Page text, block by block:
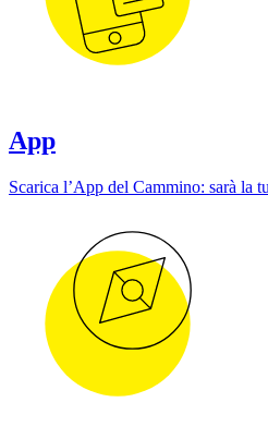
App
Scarica l’App del Cammino: sarà la